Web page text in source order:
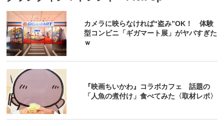
カメラに映らなければ“盗み”OK！ 体験
型コンビニ「ギガマート展」がヤバすぎた
ｗ
『映画ちいかわ』コラボカフェ 話題の
「人魚の煮付け」食べてみた〈取材レポ〉